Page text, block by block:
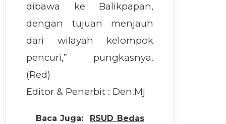
dibawa ke Balikpapan,
dengan tujuan menjauh
dari wilayah kelompok
pencuri,” pungkasnya.
(Red)
Editor & Penerbit : Den.Mj
Baca Juga:
RSUD Bedas